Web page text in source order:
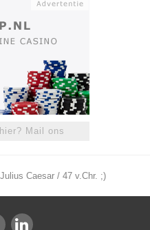
Mail ons
Caesar / 47 v.Chr. ;)